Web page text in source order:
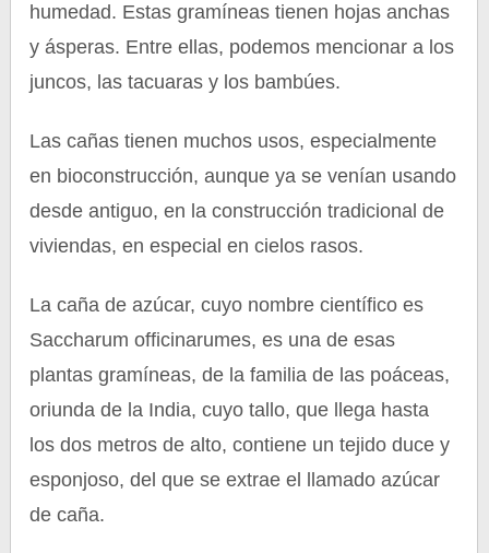
humedad. Estas gramíneas tienen hojas anchas
y ásperas. Entre ellas, podemos mencionar a los
juncos, las tacuaras y los bambúes.
Las cañas tienen muchos usos, especialmente
en bioconstrucción, aunque ya se venían usando
desde antiguo, en la construcción tradicional de
viviendas, en especial en cielos rasos.
La caña de azúcar, cuyo nombre científico es
Saccharum officinarumes, es una de esas
plantas gramíneas, de la familia de las poáceas,
oriunda de la India, cuyo tallo, que llega hasta
los dos metros de alto, contiene un tejido duce y
esponjoso, del que se extrae el llamado azúcar
de caña.